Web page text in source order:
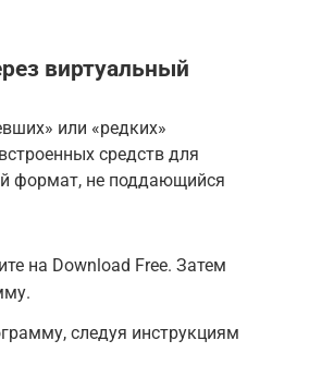
виртуальный
или «редких»
средств для
формат, не поддающийся
на Download Free. Затем
следуя инструкциям